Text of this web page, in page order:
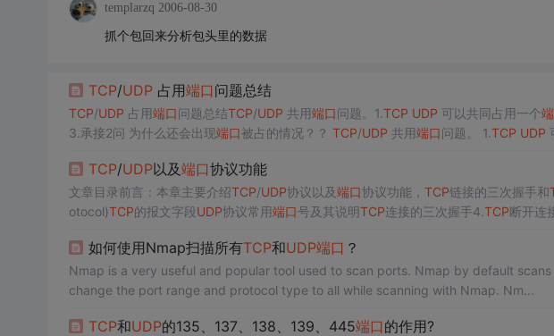
templarzq 2006-08-30
抓个包回来分析包头里的数据
TCP/UDP 占用端口 问题总结
TCP/UDP 占用端口问题总结TCP/UDP 共用端口问题。1. TCP UDP 可以共同占用一个
3.承接2问 为什么还会出现端口被占的情况？？ TCP/UDP 共用端口问题。 1. TCP UDP
TCP/UDP以及端口协议功能
文章目录前言：本章主要介绍TCP/UDP协议以及端口协议功能， TCP链接的三次握手和
otocol)TCP的报文字段UDP协议常用端口号及其说明TCP连接的三次握手4. TCP断开连
col 传输控制
如何使用Nmap扫描所有TCP和UDP端口 ？
Nmap is a very useful and popular tool used to scan ports. Nmap by default
change the port range and protocol type to all while scanning with Nmap. Nm...
TCP和UDP的135、137、138、139、445端口 的作用?​